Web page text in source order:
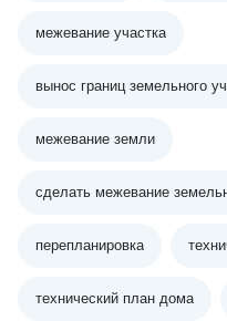
межевание участка
вынос границ земельного
межевание земли
сделать межевание
перепланировка
технический план дома